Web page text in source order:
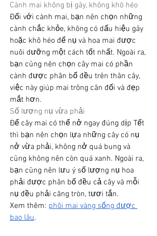
Cành mai không bị gãy, không khô héo
Đối với cành mai, bạn nên chọn những
cành chắc khỏe, không có dấu hiệu gãy
hoặc khô héo để nụ và hoa mai được
nuôi dưỡng một cách tốt nhất. Ngoài ra,
bạn cũng nên chọn cây mai có phần
cành được phân bổ đều trên thân cây,
việc này giúp mai trông cân đối và đẹp
mắt hơn.
Số lượng nụ vừa phải
Để cây mai có thể nở ngay đúng dịp Tết
thì bạn nên chọn lựa những cây có nụ
nở vừa phải, không nở quá bung và
cũng không nên còn quá xanh. Ngoài ra,
bạn cũng nên lưu ý số lượng nụ hoa
phải được phân bố đều cả cây và mỗi
nụ đều phải căng tròn, tươi tắn.
Xem thêm: phôi mai vàng sống được
bao lâu.